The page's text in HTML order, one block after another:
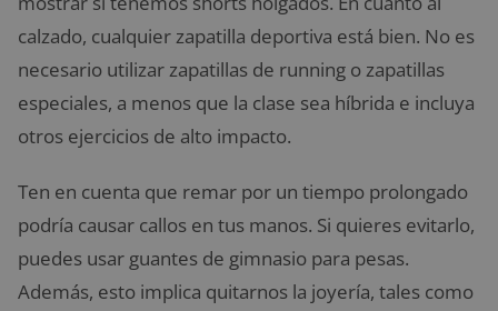
calzado, cualquier zapatilla deportiva está bien. No es
necesario utilizar zapatillas de running o zapatillas
especiales, a menos que la clase sea híbrida e incluya
otros ejercicios de alto impacto.
Ten en cuenta que remar por un tiempo prolongado
podría causar callos en tus manos. Si quieres evitarlo,
puedes usar guantes de gimnasio para pesas.
Además, esto implica quitarnos la joyería, tales como